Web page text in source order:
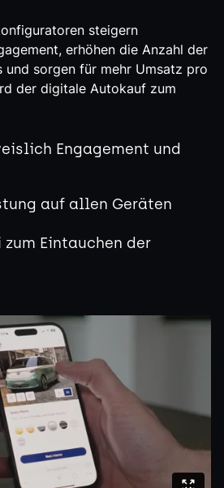
steigern
erhöhen die Anzahl der
sorgen für mehr Umsatz pro
der digitale Autokauf zum
Engagement und
auf allen Geräten
zum Eintauchen der